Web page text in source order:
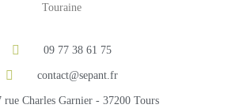
Touraine
09 77 38 61 75
contact@sepant.fr
rue Charles Garnier - 37200 Tours